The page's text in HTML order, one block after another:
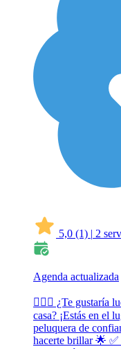
5,0 (1) | 2
Agenda actualizada
💇‍♀️✨ ¿Te gustaría
casa? ¡Estás en el
peluquera de
hacerte brillar 🌟